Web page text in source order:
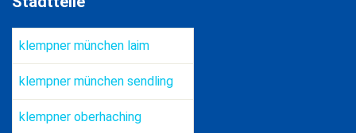
byHussein Aroos
klempner münchen laim
klempner münchen sendling
klempner oberhaching